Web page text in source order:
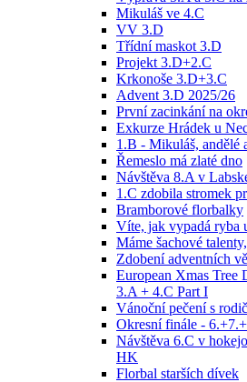
Mikuláš ve 4.C
VV 3.D
Třídní maskot 3.D
Projekt 3.D+2.C
Krkonoše 3.D+3.C
Advent 3.D 2025/26
První zacinkání na
Exkurze Hrádek u
1.B - Mikuláš, andělé
Řemeslo má zlaté dno
Návštěva 8.A v
1.C zdobila stromek
Bramborové florbalky
Víte, jak vypadá ryba
Máme šachové
Zdobení adventních
European Xmas Tree
3.A + 4.C Part I
Vánoční pečení s
Okresní finále -
Návštěva 6.C v
HK
Florbal starších dívek